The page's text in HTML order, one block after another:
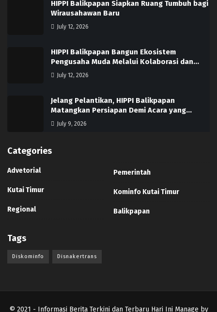
HIPPI Balikpapan Siapkan Ruang Tumbuh bagi
Wirausahawan Baru
July 12, 2026
HIPPI Balikpapan Bangun Ekosistem
Pengusaha Muda Melalui Kolaborasi dan…
July 12, 2026
Jelang Pelantikan, HIPPI Balikpapan
Matangkan Persiapan Demi Acara yang…
July 9, 2026
Categories
Advetorial
Kutai Timur
Regional
Pemerintah
Kominfo Kutai Timur
Balikpapan
Tags
Diskominfo Disnakertrans
© 2021 - Informasi Berita Terkini dan Terbaru Hari Ini Manage by